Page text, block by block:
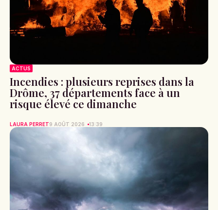
ACTUS
Incendies : plusieurs reprises dans la
Drôme, 37 départements face à un
risque élevé ce dimanche
LAURA PERRET9 AOÛT 2026 13:39